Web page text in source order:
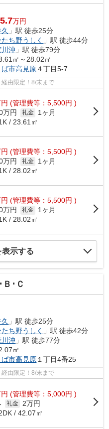
5.7万円
」駅 徒歩25分
たち野うしく
」駅 徒歩44分
川沖 」駅 徒歩79分
㎡～28.02㎡
ば市高見原４丁目5-7
由限定！8/末まで
円 (管理費等：5,500円 )
万円 礼金
1ヶ月
/ 23.61㎡
円 (管理費等：5,500円 )
万円 礼金
1ヶ月
/ 28.02㎡
円 (管理費等：5,500円 )
万円 礼金
1ヶ月
/ 28.02㎡
表示する
Ｂ･Ｃ
」駅 徒歩25分
たち野うしく
」駅 徒歩42分
川沖 」駅 徒歩77分
㎡
ば市高見原１丁目4番25
由限定！8/末まで
円 (管理費等：5,000円 )
礼金
2万円
/ 42.07㎡